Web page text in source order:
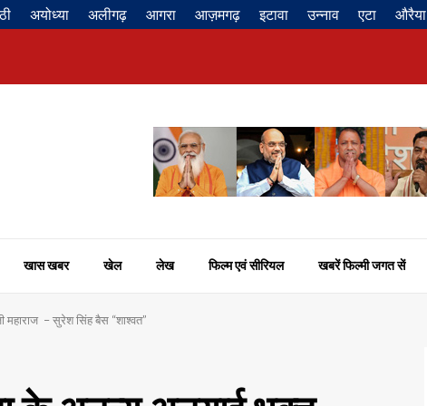
अयोध्या अलीगढ़ आगरा आज़मगढ़ इटावा उन्नाव एटा औरैया
खास खबर खेल लेख फिल्म एवं सीरियल खबरें फिल्मी जगत सें
– सुरेश सिंह बैस “शाश्वत”